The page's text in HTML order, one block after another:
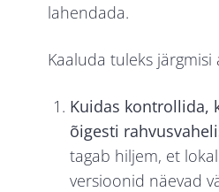
lahendada.
Kaaluda tuleks järgmisi
Kuidas kontrollida,
õigesti
tagab hiljem, et
versioonid näevad